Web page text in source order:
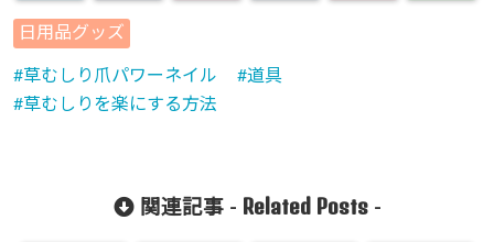
日用品グッズ
草むしり爪パワーネイル
道具
草むしりを楽にする方法
関連記事 - Related Posts-